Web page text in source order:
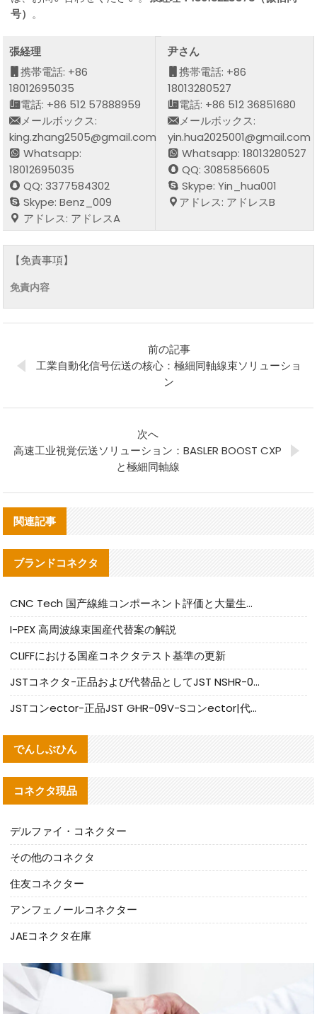
号） 。
張経理
携帯電話: +86
18012695035
電話: +86 512 57888959
メールボックス:
king.zhang2505@gmail.com
Whatsapp:
18012695035
QQ: 3377584302
Skype: Benz_009
アドレス: アドレスA
尹さん
携帯電話: +86
18013280527
電話: +86 512 36851680
メールボックス:
yin.hua2025001@gmail.com
Whatsapp: 18013280527
QQ: 3085856605
Skype: Yin_hua001
アドレス: アドレスB
【免責事項】
免責内容
前の記事
工業自動化信号伝送の核心：極細同軸線束ソリューショ
ン
次へ
高速工业視覚伝送ソリューション：BASLER BOOST CXP
と極細同軸線
関連記事
ブランドコネクタ
CNC Tech 国产線維コンポーネント評価と大量生産適合ガイド
I-PEX 高周波線束国産代替案の解説
CLIFFにおける国産コネクタテスト基準の更新
JSTコネクタ-正品および代替品としてJST NSHR-02V-Sコネクタを提供します
JSTコンector-正品JST GHR-09V-Sコンector|代替品提供
でんしぶひん
コネクタ現品
デルファイ・コネクター
その他のコネクタ
住友コネクター
アンフェノールコネクター
JAEコネクタ在庫